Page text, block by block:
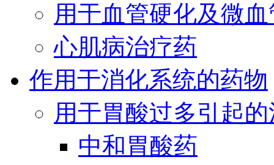
用于血管硬化及微
心肌病治疗药
作用于消化系统的药物
用于胃酸过多引起
中和胃酸药